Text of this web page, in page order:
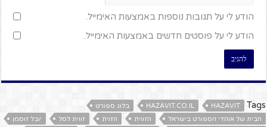
הודע לי על תגובות נוספות באמצעות האימייל.
הודע לי על פוסטים חדשים באמצעות האימייל.
Tags
HAZAVIT
HAZAVIT.CO.IL
בלוג ספורט
הבית של אוהדי הספורט בישראל
הזווית הזוית זווית לסל
יובל זוסמן